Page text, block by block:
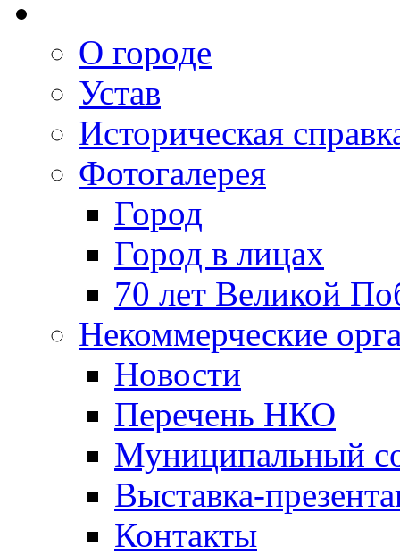
О городе
Устав
Историческая
Фотогалерея
Город
Город в лицах
70 лет Великой
Некоммерческие
Новости
Перечень НКО
Муниципальный
Выставка-
Контакты